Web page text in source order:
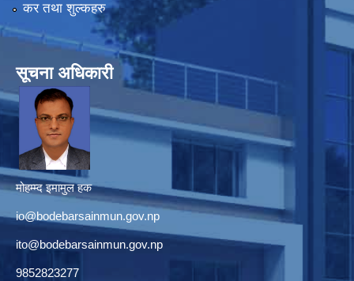
कर तथा शुल्कहरु
सूचना अधिकारी
मोहम्म्द इमामुल हक
io@bodebarsainmun.gov.np
ito@bodebarsainmun.gov.np
9852823277